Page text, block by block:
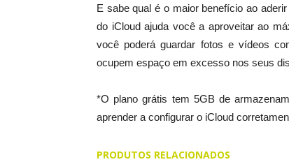
E sabe qual é o maior benefício ao
do iCloud ajuda você a aproveitar ao
você poderá guardar fotos e vídeos
ocupem espaço em excesso nos seus
*O plano grátis tem 5GB de
aprender a configurar o iCloud
PRODUTOS RELACIONADOS